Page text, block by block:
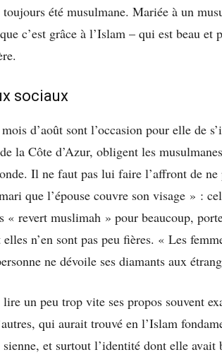
été musulmane. Mariée à un
c’est grâce à l’Islam – qui est beau et
sociaux
d’août sont l’occasion pour elle de
la Côte d’Azur, obligent les
Il ne faut pas lui faire l’affront de ne
que l’épouse couvre son visage » :
« revert muslimah » pour beaucoup,
n’en sont pas peu fières. « Les
ne dévoile ses diamants aux
un peu trop vite ses propos souvent
qui aurait trouvé en l’Islam
et surtout l’identité dont elle avait